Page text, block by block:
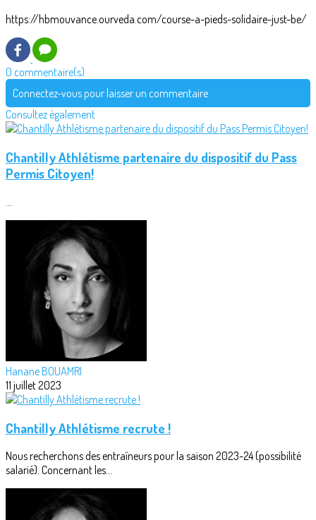
https://hbmouvance.ourveda.com/course-a-pieds-solidaire-just-be/
0 commentaire(s)
Connectez-vous pour laisser un commentaire
Consultez également
Chantilly Athlétisme partenaire du dispositif du Pass
Permis Citoyen!
Hanane BOUAMRI
11 juillet 2023
Chantilly Athlétisme recrute !
Nous recherchons des entraîneurs pour la saison 2023-24 (possibilité
salarié). Concernant les...